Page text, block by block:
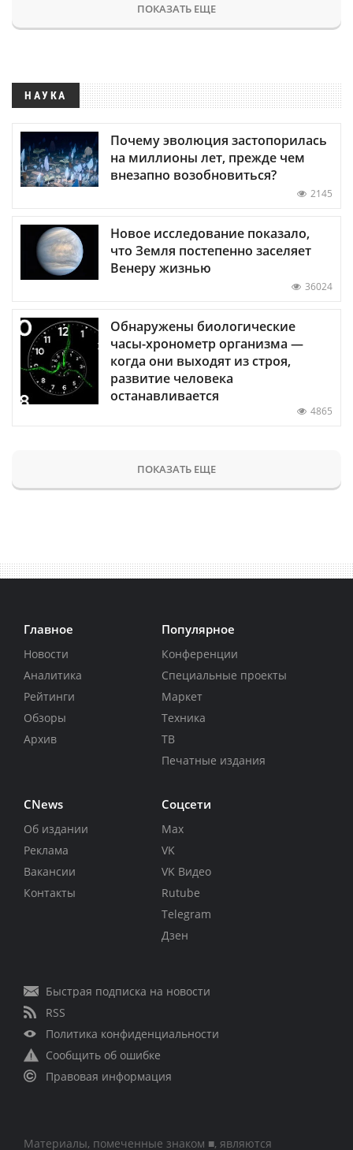
ПОКАЗАТЬ ЕЩЕ
НАУКА
Почему эволюция застопорилась
на миллионы лет, прежде чем
внезапно возобновиться?
2145
Новое исследование показало,
что Земля постепенно заселяет
Венеру жизнью
36024
Обнаружены биологические
часы-хронометр организма —
когда они выходят из строя,
развитие человека
останавливается
4865
ПОКАЗАТЬ ЕЩЕ
Главное
Новости
Аналитика
Рейтинги
Обзоры
Архив
Популярное
Конференции
Специальные проекты
Маркет
Техника
ТВ
Печатные издания
CNews
Об издании
Реклама
Вакансии
Контакты
Соцсети
Max
VK
VK Видео
Rutube
Telegram
Дзен
Быстрая подписка на новости
RSS
Политика конфиденциальности
Сообщить об ошибке
Правовая информация
Материалы, помеченные знаком ■, являются